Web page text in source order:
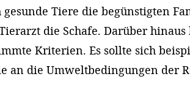
Tiere die begünstigten
die Schafe. Darüber
Kriterien. Es sollte sich
an die Umweltbedingungen der